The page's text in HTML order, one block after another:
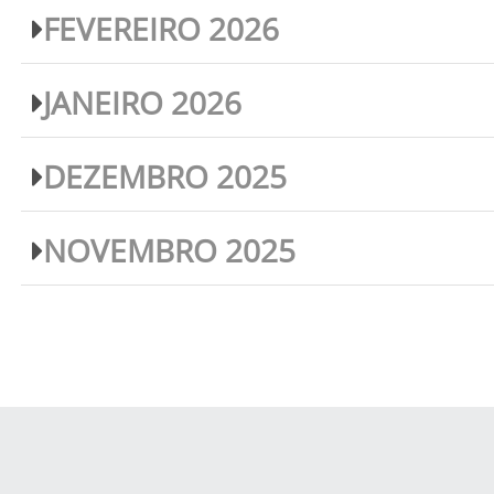
FEVEREIRO 2026
JANEIRO 2026
DEZEMBRO 2025
NOVEMBRO 2025